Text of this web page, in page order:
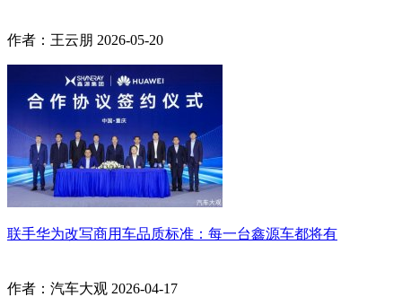
作者：王云朋 2026-05-20
联手华为改写商用车品质标准：每一台鑫源车都将有
作者：汽车大观 2026-04-17